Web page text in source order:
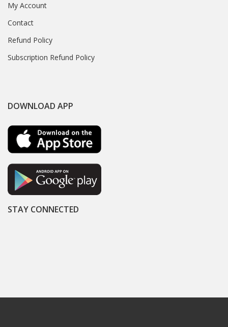
My Account
Contact
Refund Policy
Subscription Refund Policy
DOWNLOAD APP
STAY CONNECTED